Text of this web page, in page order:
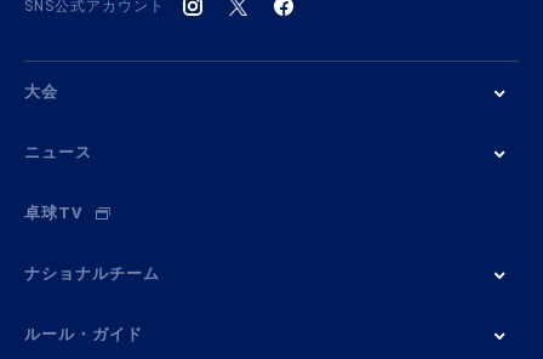
SNS公式アカウント
大会
ニュース
卓球TV
ナショナルチーム
ルール・ガイド